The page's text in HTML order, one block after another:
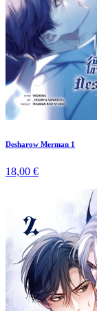
Desharow Merman 1
18,00 €